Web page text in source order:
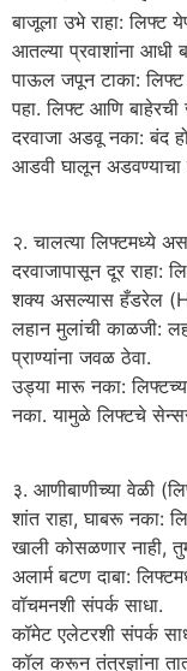
​बाजूला उभे राहा: लिफ्ट
आतल्या प्रवाशांना आधी
​पाऊल जपून टाका:
पहा. लिफ्ट आणि
​दरवाजा अडवू नका: बंद
आडवी घालून
​२. चालत्या लिफ्टमध्ये
​दरवाजापासून दूर राहा:
शक्य असल्यास हँडरेल
​लहान मुलांची काळजी:
प्राण्यांना जवळ ठेवा.
​उड्या मारू नका:
नका. यामुळे लिफ्टचे
​३. आणीबाणीच्या वेळी
​शांत राहा, घाबरू नका:
खाली कोसळणार नाही,
​अलार्म बटण दाबा:
वॉचमनशी संपर्क साधा.
​कॉमेट एलेटरशी संपर्क
कॉल करून तंत्रज्ञांना